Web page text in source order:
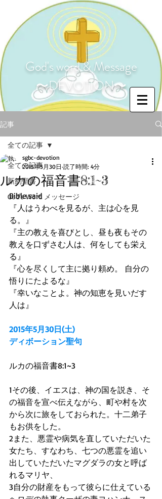
God's word & Message
〜DEVOTION〜
記事
全ての記事
新約聖書
God's Word メッセージ
全ての記事
ルカの福音書8:1~3
sgbc-devotion
2015年5月30日 読了時間: 4分
Bible said
『人はうわべを見るが、主は心を見
る。』
『主の教えを喜びとし、昼も夜もその
教えを口ずさむ人は、何をしても栄え
る』
『心を尽くして主に拠り頼め。 自分の
悟りにたよるな』
『幸いなことよ。神の知恵を見いだす
人は』
2015年5月30日(土)
ディボーション聖句
ルカの福音書8:1~3
1その後、イエスは、神の国を説き、そ
の福音を宣べ伝えながら、町や村を次
から次に旅をしておられた。十二弟子
もお供をした。
2また、悪霊や病気を直していただいた
女たち、すなわち、七つの悪霊を追い
出していただいたマグダラの女と呼ば
れるマリヤ、
3自分の財産をもって彼らに仕えている